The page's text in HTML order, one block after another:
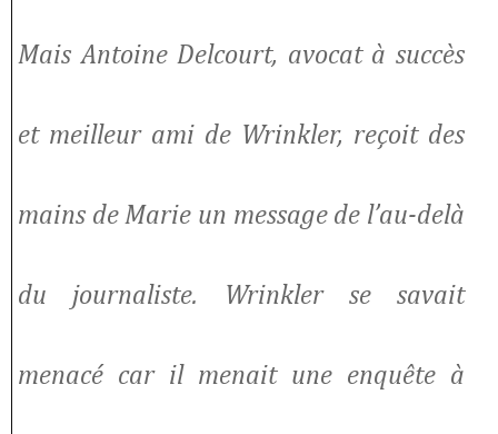
Mais Antoine Delcourt, avocat à succès
et meilleur ami de Wrinkler, reçoit des
mains de Marie un message de l’au-delà
du journaliste. Wrinkler se savait
menacé car il menait une enquête à